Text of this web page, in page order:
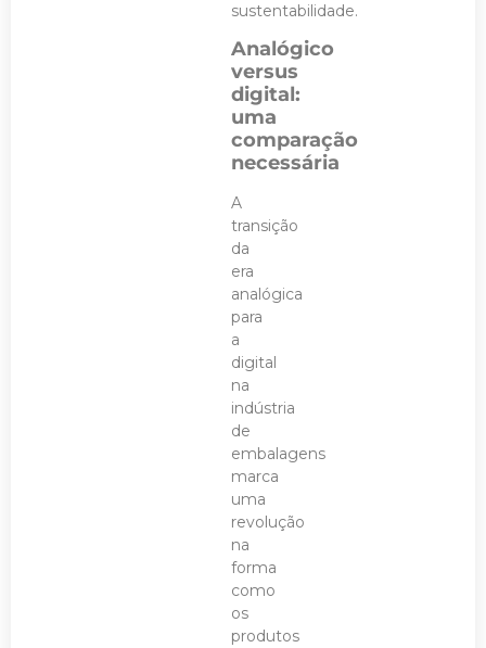
sustentabilidade.
Analógico
versus
digital:
uma
comparação
necessária
A
transição
da
era
analógica
para
a
digital
na
indústria
de
embalagens
marca
uma
revolução
na
forma
como
os
produtos